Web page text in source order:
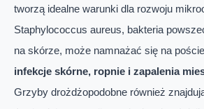
tworzą idealne warunki dla rozwoju
Staphylococcus aureus, bakteria
na skórze, może namnażać się na
infekcje skórne, ropnie i zapalenia
Grzyby drożdżopodobne również